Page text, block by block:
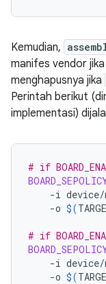
Kemudian,
manifes vendor jika
menghapusnya jika
Perintah berikut
implementasi)
# if
-i device/
-o $(
# if
-i device/
-o $(